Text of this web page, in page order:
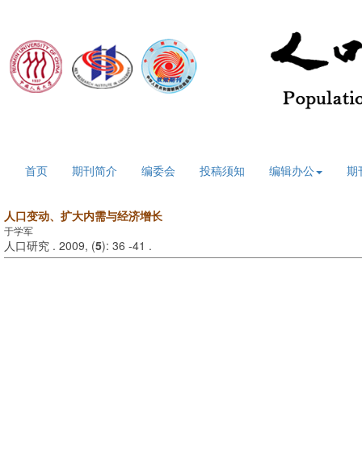
首页 期刊简介 编委会 投稿须知 编辑办公 期
人口变动、扩大内需与经济增长
于学军
人口研究 . 2009, (5): 36 -41 .